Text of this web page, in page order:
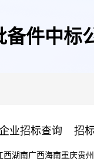
备件中标
业招标查询 招
西湖南广西海南重庆贵州